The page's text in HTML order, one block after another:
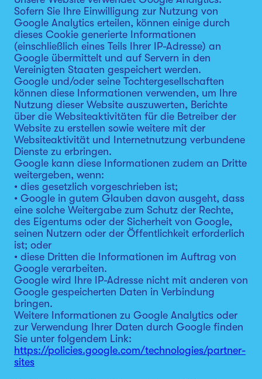
Sofern Sie Ihre Einwilligung zur Nutzung von
Google Analytics erteilen, können einige durch
dieses Cookie generierte Informationen
(einschließlich eines Teils Ihrer IP-Adresse) an
Google übermittelt und auf Servern in den
Vereinigten Staaten gespeichert werden.
Google und/oder seine Tochtergesellschaften
können diese Informationen verwenden, um Ihre
Nutzung dieser Website auszuwerten, Berichte
über die Websiteaktivitäten für die Betreiber der
Website zu erstellen sowie weitere mit der
Websiteaktivität und Internetnutzung verbundene
Dienste zu erbringen.
Google kann diese Informationen zudem an Dritte
weitergeben, wenn:
• dies gesetzlich vorgeschrieben ist;
• Google in gutem Glauben davon ausgeht, dass
eine solche Weitergabe zum Schutz der Rechte,
des Eigentums oder der Sicherheit von Google,
seinen Nutzern oder der Öffentlichkeit erforderlich
ist; oder
• diese Dritten die Informationen im Auftrag von
Google verarbeiten.
Google wird Ihre IP-Adresse nicht mit anderen von
Google gespeicherten Daten in Verbindung
bringen.
Weitere Informationen zu Google Analytics oder
zur Verwendung Ihrer Daten durch Google finden
Sie unter folgendem Link:
https://policies.google.com/technologies/partner-
sites